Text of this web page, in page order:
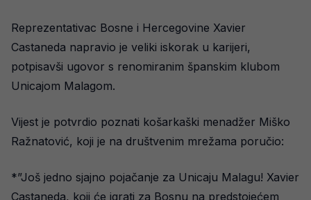
Reprezentativac Bosne i Hercegovine Xavier
Castaneda napravio je veliki iskorak u karijeri,
potpisavši ugovor s renomiranim španskim klubom
Unicajom Malagom.
Vijest je potvrdio poznati košarkaški menadžer Miško
Ražnatović, koji je na društvenim mrežama poručio:
*”Još jedno sjajno pojačanje za Unicaju Malagu! Xavier
Castaneda, koji će igrati za Bosnu na predstojećem